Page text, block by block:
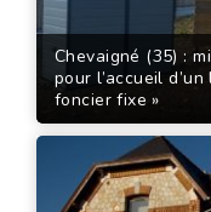
Chevaigné (35) :
pour l’accueil
foncier fixe »